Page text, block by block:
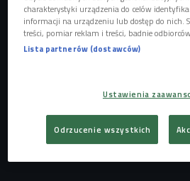
POSŁUCHAJ
charakterystyki urządzenia do celów
informacji na urządzeniu lub dostęp do nich.
treści, pomiar reklam i treści, badnie
Lista partnerów (dostawców)
Ustawienia
Odrzucenie wszystkich